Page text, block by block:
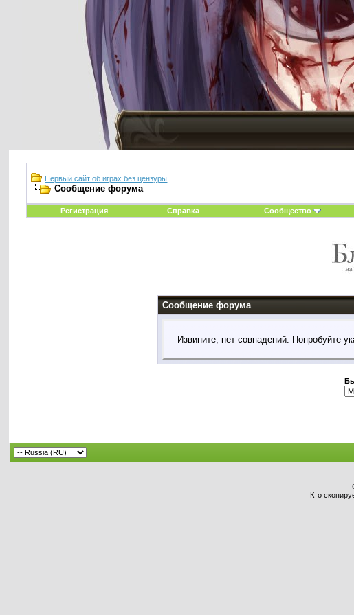
Первый сайт об играх без цензуры
Сообщение форума
Регистрация
Справка Сообщество
Сообщение форума
Извините, нет совпадений. Попробуйте
Кто